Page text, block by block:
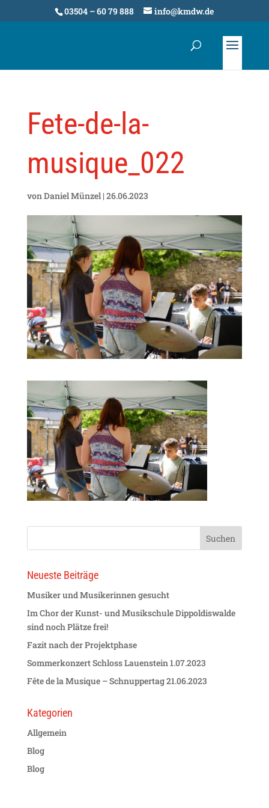
03504 – 60 79 888 info@kmdw.de
Fete-de-la-
musique_022
vonDaniel Münzel| 26.06.2023
Neueste Beiträge
Musiker und Musikerinnen gesucht
Im Chor der Kunst- und Musikschule Dippoldiswalde
sind noch Plätze frei!
Fazit nach der Projektphase
Sommerkonzert Schloss Lauenstein 1.07.2023
Fête de la Musique – Schnuppertag 21.06.2023
Kategorien
Allgemein
Blog
Blog